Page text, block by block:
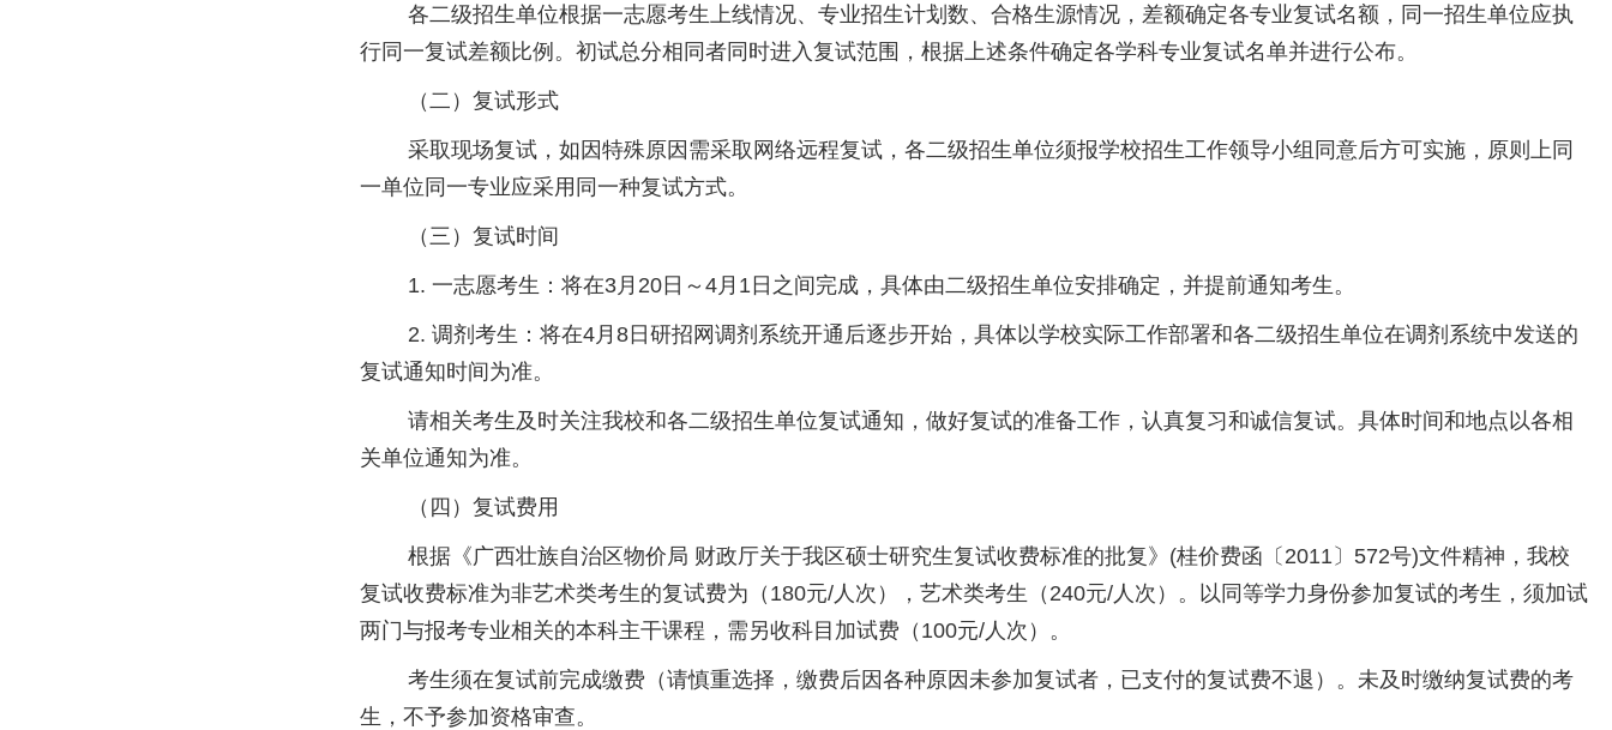
各二级招生单位根据一志愿考生上线情况、专业招生计划数、合格生源情况，差额确定各专业复试名额，同一招生单位应执
行同一复试差额比例。初试总分相同者同时进入复试范围，根据上述条件确定各学科专业复试名单并进行公布。
（二）复试形式
采取现场复试，如因特殊原因需采取网络远程复试，各二级招生单位须报学校招生工作领导小组同意后方可实施，原则上同
一单位同一专业应采用同一种复试方式。
（三）复试时间
1. 一志愿考生：将在3月20日～4月1日之间完成，具体由二级招生单位安排确定，并提前通知考生。
2. 调剂考生：将在4月8日研招网调剂系统开通后逐步开始，具体以学校实际工作部署和各二级招生单位在调剂系统中发送的
复试通知时间为准。
请相关考生及时关注我校和各二级招生单位复试通知，做好复试的准备工作，认真复习和诚信复试。具体时间和地点以各相
关单位通知为准。
（四）复试费用
根据《广西壮族自治区物价局 财政厅关于我区硕士研究生复试收费标准的批复》(桂价费函〔2011〕572号)文件精神，我校
复试收费标准为非艺术类考生的复试费为（180元/人次），艺术类考生（240元/人次）。以同等学力身份参加复试的考生，须加试
两门与报考专业相关的本科主干课程，需另收科目加试费（100元/人次）。
考生须在复试前完成缴费（请慎重选择，缴费后因各种原因未参加复试者，已支付的复试费不退）。未及时缴纳复试费的考
生，不予参加资格审查。